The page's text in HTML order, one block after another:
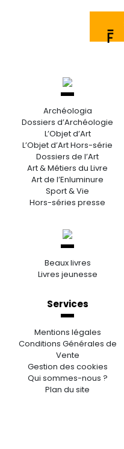
Archéologia
Dossiers d’Archéologie
L’Objet d’Art
L’Objet d’Art Hors-série
Dossiers de l’Art
Art & Métiers du Livre
Art de l’Enluminure
Sport & Vie
Hors-séries presse
Beaux livres
Livres jeunesse
Services
Mentions légales
Conditions Générales de
Vente
Gestion des cookies
Qui sommes-nous ?
Plan du site